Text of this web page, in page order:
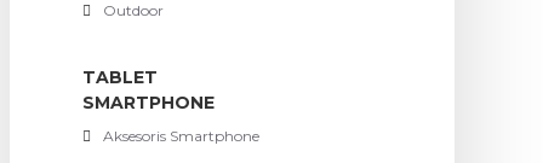
Outdoor
TABLET
SMARTPHONE
Aksesoris Smartphone